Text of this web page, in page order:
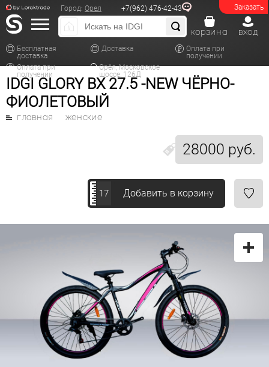
Заказать
Город: Орел +7(962) 476-42-43
Бесплатная
доставка
Доставка
Оплата при
получении
Оплата при
получении
Орёл, Московское
шоссе, 126Д
вход
корзина
IDGI GLORY BX 27.5 -NEW ЧЁРНО-
ФИОЛЕТОВЫЙ
28000 руб.
главная женские
17 Добавить в корзину